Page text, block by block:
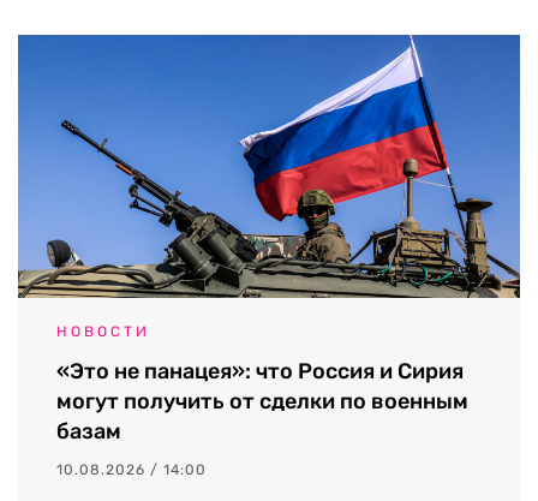
НОВОСТИ
«Это не панацея»: что Россия и Сирия
могут получить от сделки по военным
базам
10.08.2026 / 14:00